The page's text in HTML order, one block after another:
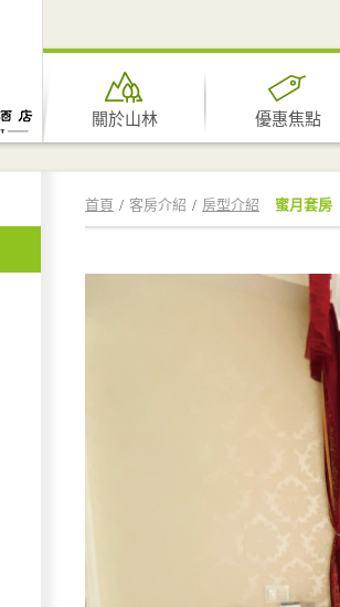
關於山林 優惠焦點
首頁 客房介紹 房型介紹 蜜月套房